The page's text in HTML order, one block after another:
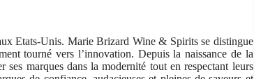
Etats-Unis. Marie Brizard Wine & Spirits se distingue
tourné vers l’innovation. Depuis la naissance de la
marques dans la modernité tout en respectant leurs